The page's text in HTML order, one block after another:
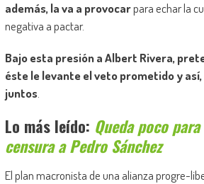
además, la va a provocarpara echar la
negativa a pactar.
Bajo esta presión a Albert Rivera,
éste le levante el veto prometido y
juntos.
Lo más leído: Queda poco
censura a Pedro Sánchez
El plan macronista de una alianza progre-